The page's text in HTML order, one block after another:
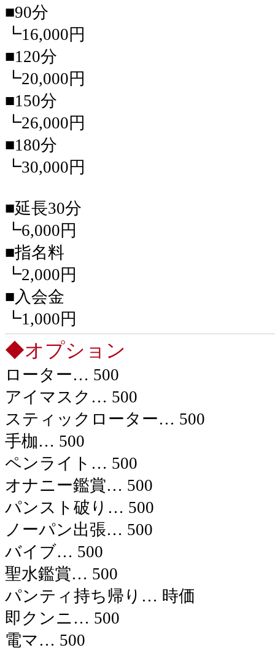
■90分
┗16,000円
■120分
┗20,000円
■150分
┗26,000円
■180分
┗30,000円
■延長30分
┗6,000円
■指名料
┗2,000円
■入会金
┗1,000円
◆オプション
ローター… 500
アイマスク … 500
スティックローター… 500
手枷… 500
ペンライト … 500
オナニー鑑賞… 500
パンスト破り … 500
ノーパン出張… 500
バイブ… 500
聖水鑑賞… 500
パンティ持ち帰り … 時価
即クンニ … 500
電マ … 500